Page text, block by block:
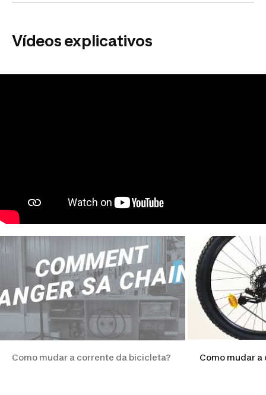
Vídeos explicativos
Como mudar a corrente da bicicleta? Como mudar